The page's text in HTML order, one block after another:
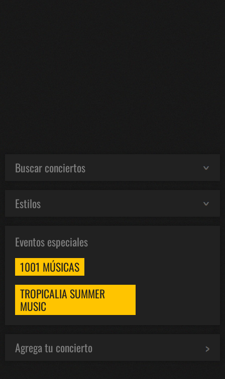
Buscar conciertos
Estilos
Eventos especiales
1001 MÚSICAS
TROPICALIA SUMMER
MUSIC
Agrega tu concierto